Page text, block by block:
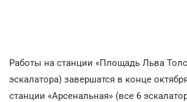
Работы на станции «Площадь Льва
эскалатора) завершатся в конце
станции «Арсенальная» (все 6